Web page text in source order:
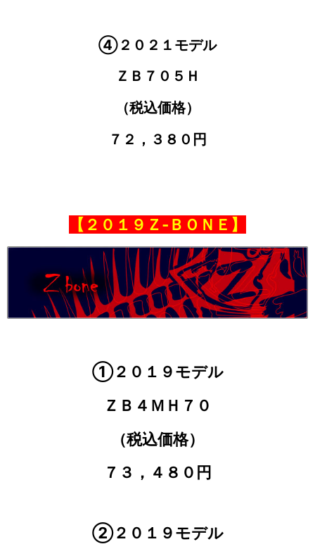
④２０２１モデル
ＺＢ７０５Ｈ
（税込価格）
７２，３８０円
【２０１９Ｚ‐ＢＯＮＥ】
①２０１９モデル
ＺＢ４ＭＨ７０
（税込価格）
７３，４８０円
②２０１９モデル